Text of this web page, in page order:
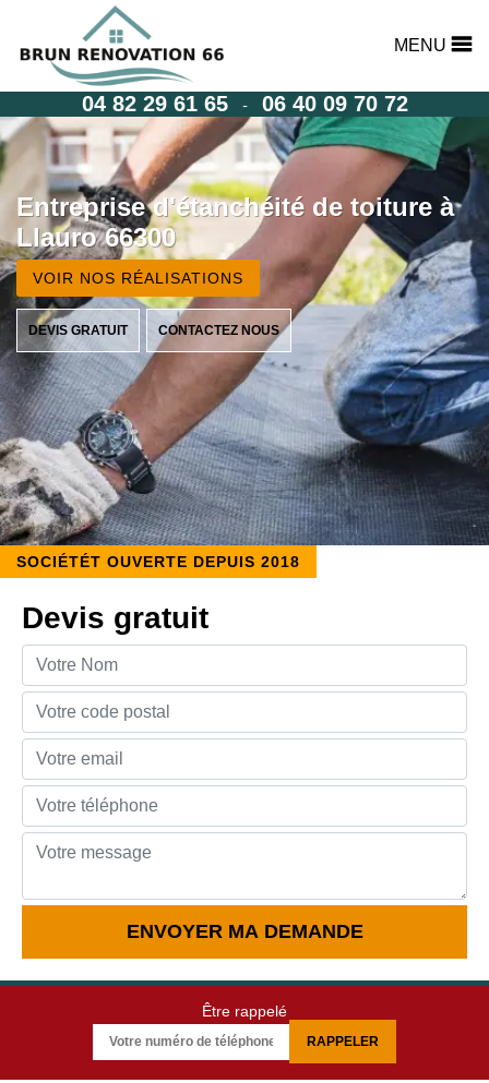
MENU
04 82 29 61 65 - 06 40 09 70 72
Entreprise d'étanchéité de toiture à
Llauro 66300
VOIR NOS RÉALISATIONS
DEVIS GRATUIT CONTACTEZ NOUS
SOCIÉTÉT OUVERTE DEPUIS 2018
Devis gratuit
Être rappelé